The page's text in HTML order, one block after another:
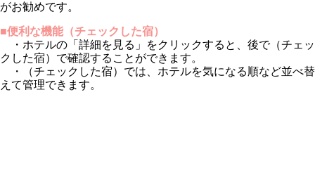
がお勧めです。
■便利な機能（チェックした宿）
・ホテルの「詳細を見る」をクリックすると、後で（チェッ
クした宿）で確認することができます。
・（チェックした宿）では、ホテルを気になる順など並べ替
えて管理できます。